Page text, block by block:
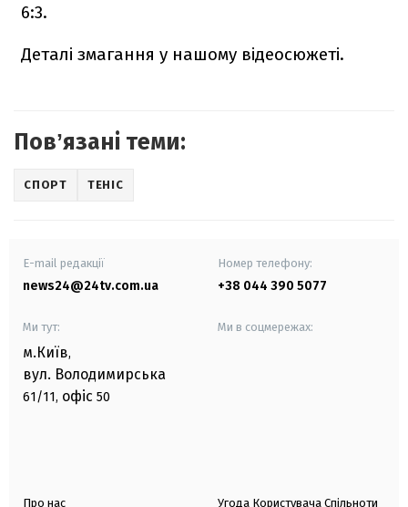
6:3.
Деталі змагання у нашому відеосюжеті.
Повʼязані теми:
СПОРТ ТЕНІС
E-mail редакції
news24@24tv.com.ua
Номер телефону:
+38 044 390 5077
Ми тут:
м.Київ,
вул. Володимирська
61/11, офіс 50
Ми в соцмережах:
Про нас Угода Користувача Спільноти